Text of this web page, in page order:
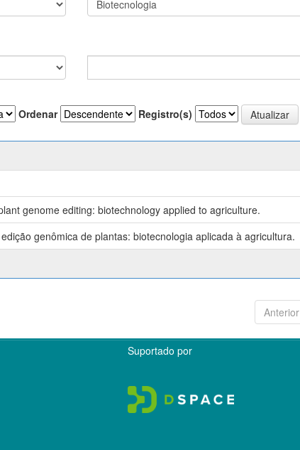
Ordenar Registro(s)
genome editing: biotechnology applied to agriculture.
genômica de plantas: biotecnologia aplicada à agricultura.
Anterior
Suportado por